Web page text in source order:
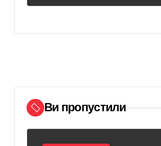
визнали жахливими
Ви пропустили